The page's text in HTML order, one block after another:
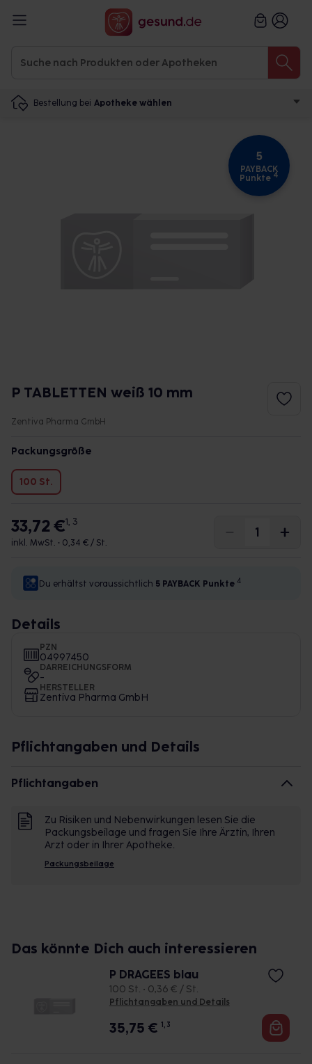
Bestellung bei Apotheke wählen
5
PAYBACK
Punkte 4
P TABLETTEN weiß 10 mm
Zentiva Pharma GmbH
Packungsgröße
100 St.
33,72 €1, 3
inkl. MwSt. • 0,34 € / St.
Du erhältst voraussichtlich 5 PAYBACK Punkte 4
Details
PZN
04997450
DARREICHUNGSFORM
-
HERSTELLER
Zentiva Pharma GmbH
Pflichtangaben und Details
Pflichtangaben
Zu Risiken und Nebenwirkungen lesen Sie die
Packungsbeilage und fragen Sie Ihre Ärztin, Ihren
Arzt oder in Ihrer Apotheke.
Packungsbeilage
Das könnte Dich auch interessieren
P DRAGEES blau
100 St. • 0,36 € / St.
Pflichtangaben und Details
35,75 € 1, 3